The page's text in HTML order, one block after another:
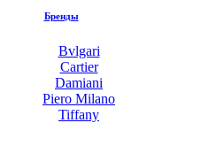
Бренды
Bvlgari
Cartier
Damiani
Piero Milano
Tiffany